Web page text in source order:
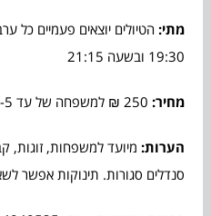
מתי: הטיולים יוצאים פעמיים
19:30 ובשעה 21:15
מחיר:
הערות: מיועד למשפחות, זוגות,
סנדלים סגורות. תינוקות אפשר